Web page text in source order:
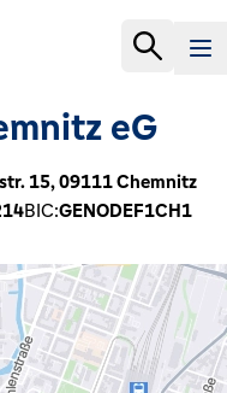
eG
15,09111Chemnitz
BIC:GENODEF1CH1